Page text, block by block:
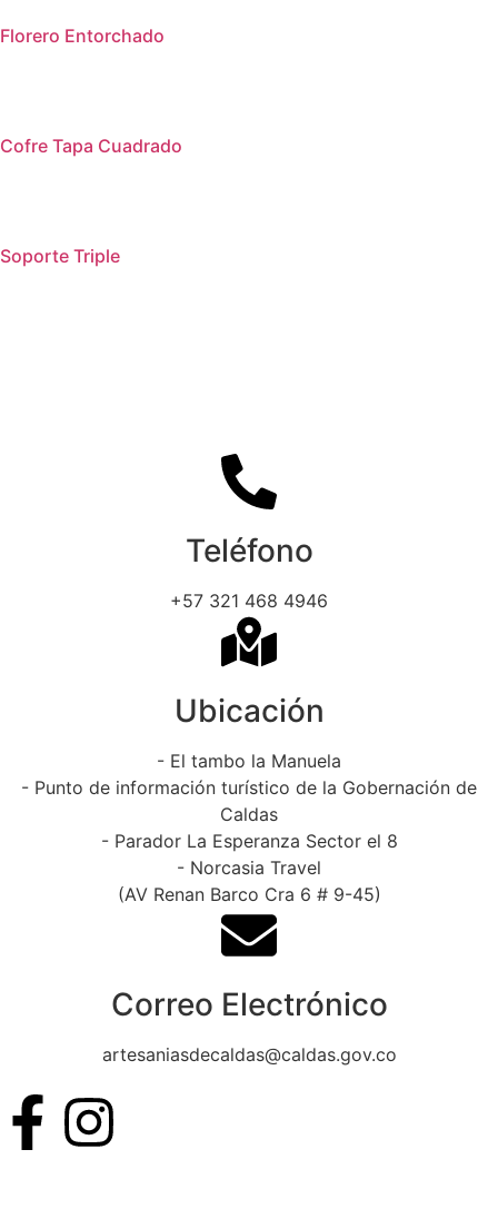
Florero Entorchado
Cofre Tapa Cuadrado
Soporte Triple
Teléfono
+57 321 468 4946
Ubicación
- El tambo la Manuela
- Punto de información turístico de la Gobernación de
Caldas
- Parador La Esperanza Sector el 8
- Norcasia Travel
(AV Renan Barco Cra 6 # 9-45)
Correo Electrónico
artesaniasdecaldas@caldas.gov.co